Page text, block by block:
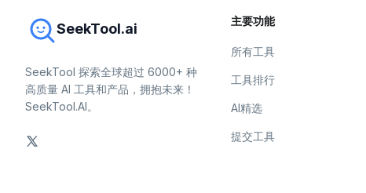
SeekTool.ai
SeekTool 探索全球超过 6000+ 种
高质量 AI 工具和产品，拥抱未来！
SeekTool.AI。
主要功能
所有工具
工具排行
AI精选
提交工具